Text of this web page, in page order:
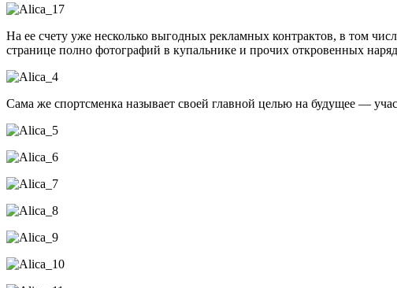
На ее счету уже несколько выгодных рекламных контрактов, в том
странице полно фотографий в купальнике и прочих откровенных
Сама же спортсменка называет своей главной целью на будущее —